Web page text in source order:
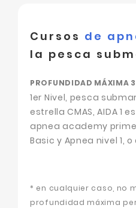
Cursos de
la pesca
PROFUNDIDAD MÁXIMA
1er Nivel, pesca
estrella CMAS, AIDA 1
apnea academy
Basic y Apnea nivel 1,
* en cualquier caso, no
profundidad máxima